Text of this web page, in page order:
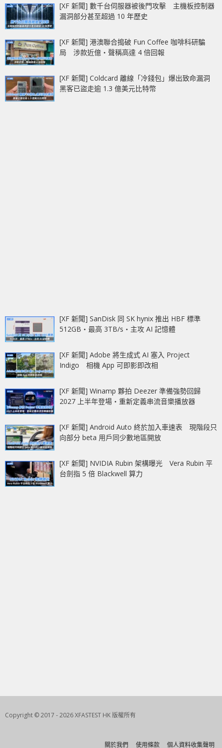
[XF 新聞] 數千台伺服器被後門攻擊 主機板控制器
漏洞部分甚至超過 10 年歷史
[XF 新聞] 港澳聯合搗破 Fun Coffee 咖啡科研騙
局 涉款近億‧聲稱高達 4 倍回報
[XF 新聞] Coldcard 離線「冷錢包」爆出致命漏洞
黑客已盜走逾 1.3 億美元比特幣
[XF 新聞] SanDisk 同 SK hynix 推出 HBF 標準
512GB‧最高 3TB/s‧主攻 AI 記憶體
[XF 新聞] Adobe 將生成式 AI 塞入 Project
Indigo 相機 App 可即影即改相
[XF 新聞] Winamp 夥拍 Deezer 準備強勢回歸
2027 上半年登場‧重新定義串流音樂播放器
[XF 新聞] Android Auto 終於加入車速表 現階段只
向部分 beta 用戶同少數地區開放
[XF 新聞] NVIDIA Rubin 架構曝光 Vera Rubin 平
台劍指 5 倍 Blackwell 算力
Copyright © 2017 - 2026 XFASTEST HK 版權所有
關於我們 使用條款 個人資料收集聲明